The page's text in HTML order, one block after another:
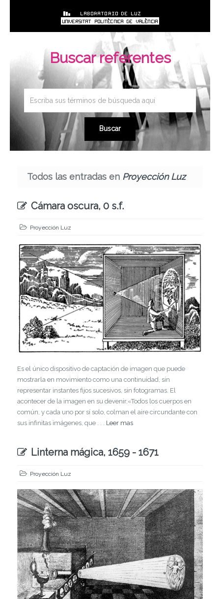
Buscar referentes
Todos las entradas en Proyección Luz
Cámara oscura, 0 s.f.
Proyección Luz
Es el único dispositivo de captación de imagen que puede
mostrarla en movimiento como una continuidad, sin
representar instantes fijos sucesivos, sin fotogramas. El
acontecer de la imagen en su devenir.«Todos los cuerpos en
común, y cada uno por sí solo, colman el aire circundante con
sus infinitas imágenes, que . . . Leer mas
Linterna mágica, 1659 - 1671
Proyección Luz